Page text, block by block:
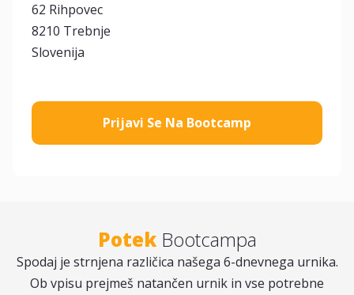
62 Rihpovec
8210 Trebnje
Slovenija
Prijavi Se Na Bootcamp
Potek Bootcampa
Spodaj je strnjena različica našega 6-dnevnega urnika.
Ob vpisu prejmeš natančen urnik in vse potrebne